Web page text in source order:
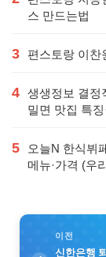
스 만드는법
3 편스토랑 이찬
4 생생정보 결정
밀면 맛집 특징
5
오늘N 한식뷔
메뉴·가격 (우
이전
신한은행